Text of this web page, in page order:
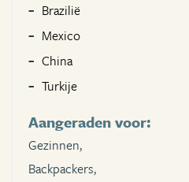
Brazilië
Mexico
China
Turkije
Aangeraden voor:
Gezinnen,
Backpackers,